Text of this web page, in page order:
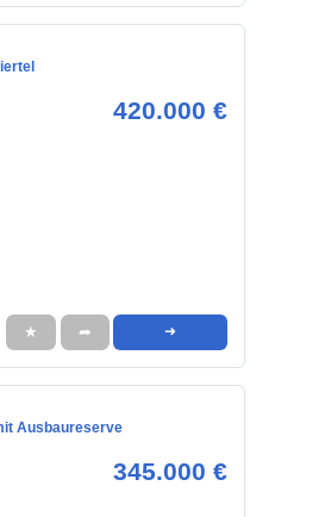
420.000 €
★ ➦ ➜
Ausbaureserve
345.000 €